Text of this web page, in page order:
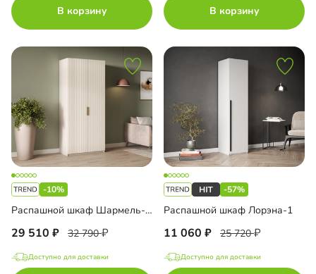
В корзину В корзину
-10%
Распашной шкаф Шармель-2 Лайф
29 510 32 790
Доступно для доставки
-57%
Распашной шкаф Лорэна-1
11 060 25 720
Доступно для доставки